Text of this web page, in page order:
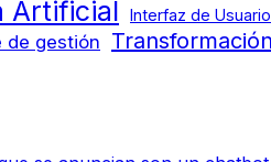
Artificial Interfaz de Usuario
de gestión